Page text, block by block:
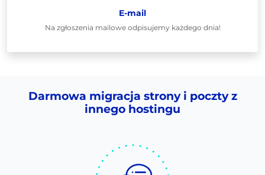
E-mail
Na zgłoszenia mailowe odpisujemy każdego dnia!
Darmowa migracja strony i poczty z
innego hostingu